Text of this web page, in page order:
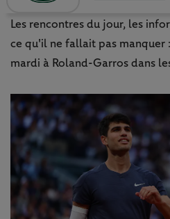
Les rencontres du jour, les
ce qu'il ne fallait pas manquer
mardi à Roland-Garros dans